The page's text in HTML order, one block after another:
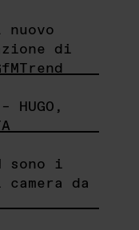
di
HUGO,
sono i
da